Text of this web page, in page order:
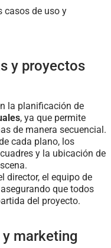
casos de uso y
y proyectos
la planificación de
, ya que permite
de manera secuencial.
cada plano, los
y la ubicación de
director, el equipo de
que todos
del proyecto.
marketing